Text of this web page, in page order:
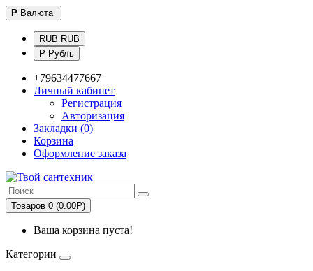
Р Валюта
RUB RUB
Р Рубль
+79634477667
Личный кабинет
Регистрация
Авторизация
Закладки (0)
Корзина
Оформление заказа
Товаров 0 (0.00Р)
Ваша корзина пуста!
Категории